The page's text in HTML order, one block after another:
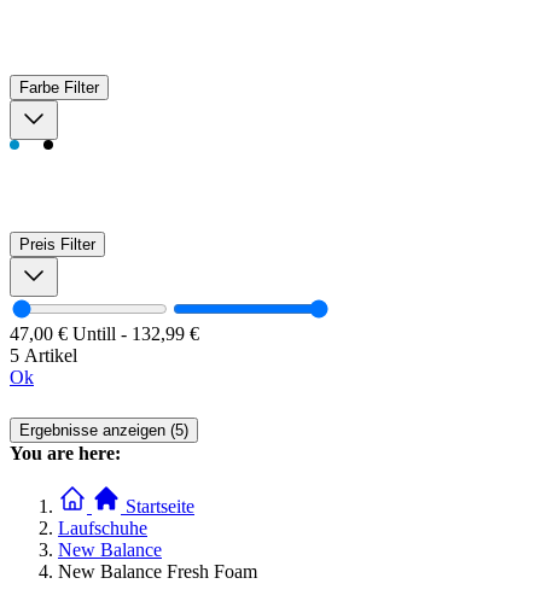
Farbe Filter
Preis Filter
47,00 € Untill - 132,99 €
5 Artikel
Ok
Ergebnisse anzeigen (5)
You are here:
Startseite
Laufschuhe
New Balance
New Balance Fresh Foam